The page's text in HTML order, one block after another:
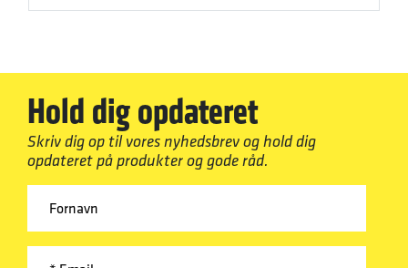
Hold dig opdateret
Skriv dig op til vores nyhedsbrev og hold dig
opdateret på produkter og gode råd.